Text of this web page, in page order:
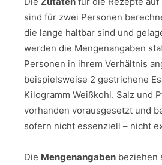
sind für zwei Personen
die lange haltbar sind und
werden die Mengenangaben
Personen in ihrem Verhältnis
beispielsweise 2 gestrichene
Kilogramm Weißkohl. Salz und
vorhanden vorausgesetzt und
sofern nicht essenziell – nicht
Die Mengenangaben beziehen